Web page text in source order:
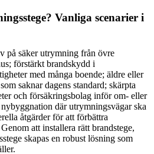
Vanliga scenarier i
på säker utrymning från övre
förstärkt brandskydd i
med många boende; äldre eller
saknar dagens standard; skärpta
och försäkringsbolag inför om- eller
där utrymningsvägar ska
åtgärder för att förbättra
att installera rätt brandstege,
skapas en robust lösning som